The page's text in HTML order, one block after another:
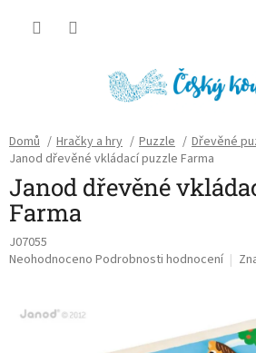
Domů / Hračky a hry / Puzzle / Dřevěné
Janod dřevěné vkládací puzzle Farma
Janod dřevěné
Farma
J07055
Průměrné
Neohodnoceno Podrobnosti hodnocení